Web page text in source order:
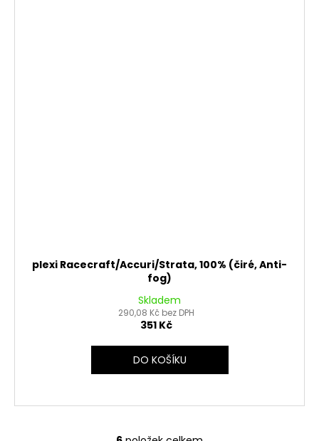
plexi Racecraft/Accuri/Strata, 100% (čiré, Anti-
fog)
Skladem
290,08 Kč bez DPH
351 Kč
DO KOŠÍKU